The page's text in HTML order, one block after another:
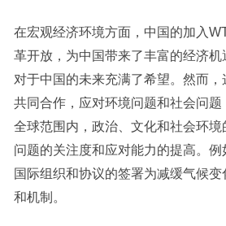
在宏观经济环境方面，中国的加入
革开放，为中国带来了丰富的经济
对于中国的未来充满了希望。然而
共同合作，应对环境问题和社会问题
全球范围内，政治、文化和社会环
问题的关注度和应对能力的提高。
国际组织和协议的签署为减缓气候
和机制。